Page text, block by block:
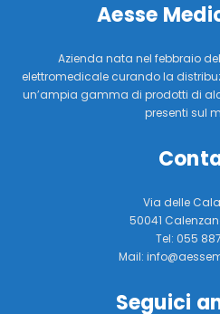
Aesse
Azienda nata nel febbraio
elettromedicale curando la
un’ampia gamma di prodotti di
presenti sul
Via delle
50041
Tel: 055
Mail:
Seguici